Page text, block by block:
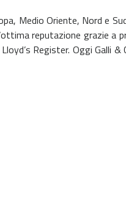
Medio Oriente, Nord e
reputazione grazie a
Register. Oggi Galli &